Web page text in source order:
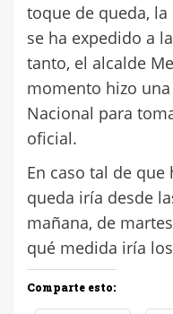
toque de queda,
se ha expedido a
tanto, el alcalde
momento hizo
Nacional para
oficial.
En caso tal de
queda iría desde
mañana, de
qué medida iría
Comparte esto: